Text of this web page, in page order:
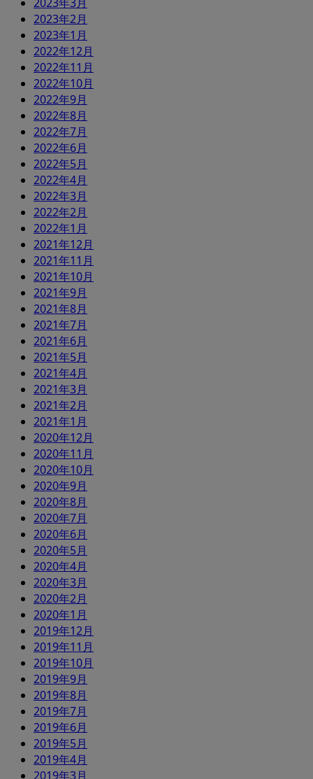
2023年2月
2023年1月
2022年12月
2022年11月
2022年10月
2022年9月
2022年8月
2022年7月
2022年6月
2022年5月
2022年4月
2022年3月
2022年2月
2022年1月
2021年12月
2021年11月
2021年10月
2021年9月
2021年8月
2021年7月
2021年6月
2021年5月
2021年4月
2021年3月
2021年2月
2021年1月
2020年12月
2020年11月
2020年10月
2020年9月
2020年8月
2020年7月
2020年6月
2020年5月
2020年4月
2020年3月
2020年2月
2020年1月
2019年12月
2019年11月
2019年10月
2019年9月
2019年8月
2019年7月
2019年6月
2019年5月
2019年4月
2019年3月